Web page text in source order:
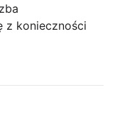
z konieczności